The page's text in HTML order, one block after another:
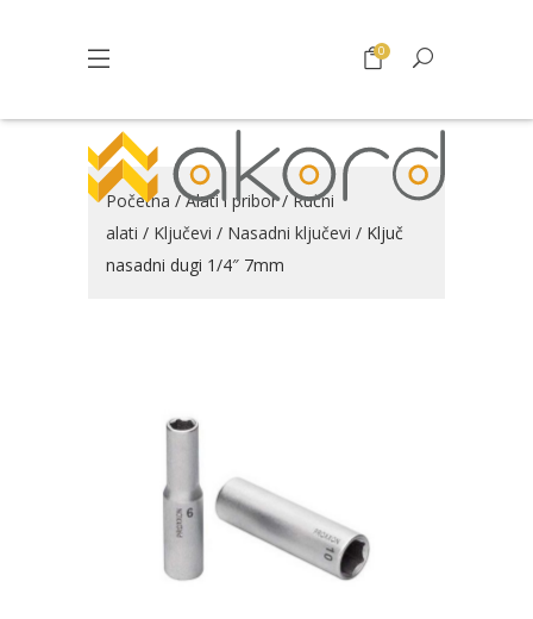
0
Početna /Alati i pribor/Ručni
alati / Ključevi / Nasadni ključevi / Ključ
nasadni dugi 1/4″ 7mm